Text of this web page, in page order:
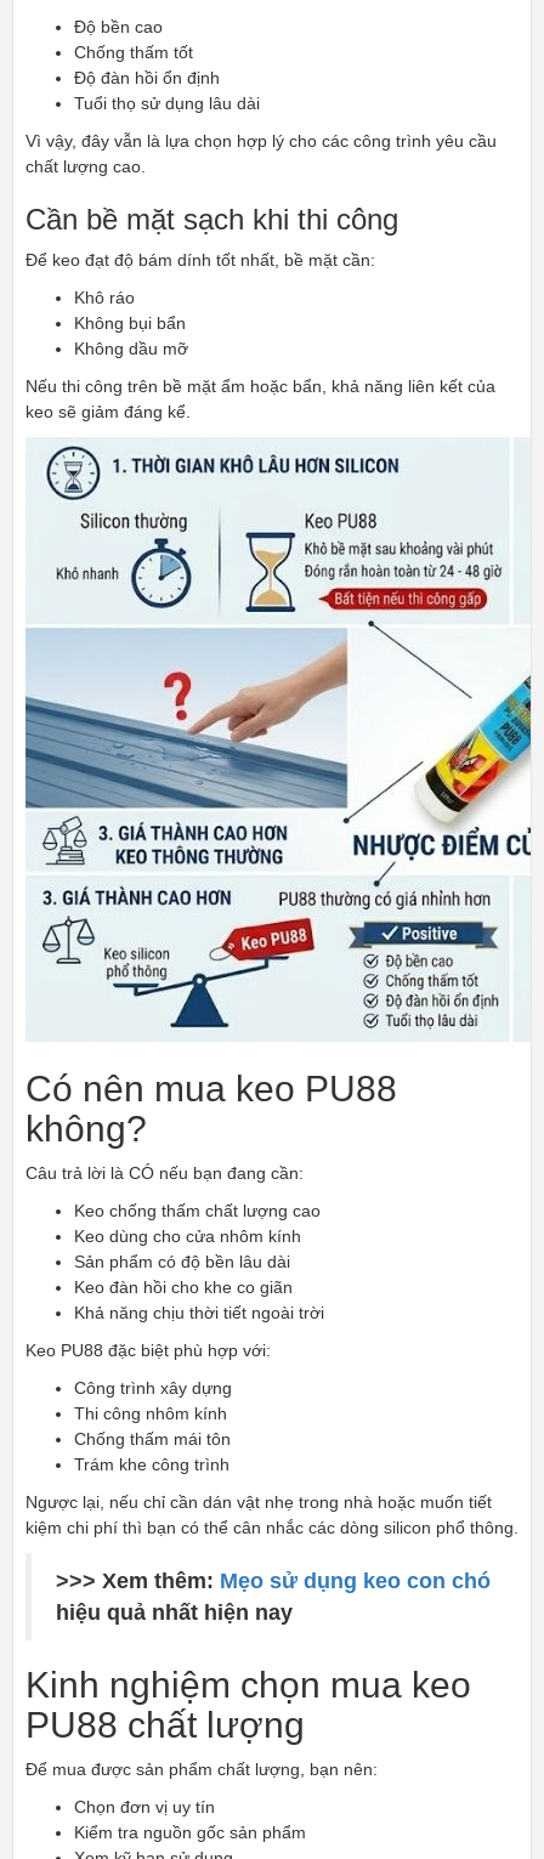
Độ bền cao
Chống thấm tốt
Độ đàn hồi ổn định
Tuổi thọ sử dụng lâu dài
Vì vậy, đây vẫn là lựa chọn hợp lý cho các công trình yêu cầu
chất lượng cao.
Cần bề mặt sạch khi thi công
Để keo đạt độ bám dính tốt nhất, bề mặt cần:
Khô ráo
Không bụi bẩn
Không dầu mỡ
Nếu thi công trên bề mặt ẩm hoặc bẩn, khả năng liên kết của
keo sẽ giảm đáng kể.
Có nên mua keo PU88
không?
Câu trả lời là CÓ nếu bạn đang cần:
Keo chống thấm chất lượng cao
Keo dùng cho cửa nhôm kính
Sản phẩm có độ bền lâu dài
Keo đàn hồi cho khe co giãn
Khả năng chịu thời tiết ngoài trời
Keo PU88 đặc biệt phù hợp với:
Công trình xây dựng
Thi công nhôm kính
Chống thấm mái tôn
Trám khe công trình
Ngược lại, nếu chỉ cần dán vật nhẹ trong nhà hoặc muốn tiết
kiệm chi phí thì bạn có thể cân nhắc các dòng silicon phổ thông.
>>> Xem thêm: Mẹo sử dụng keo con chó
hiệu quả nhất hiện nay
Kinh nghiệm chọn mua keo
PU88 chất lượng
Để mua được sản phẩm chất lượng, bạn nên:
Chọn đơn vị uy tín
Kiểm tra nguồn gốc sản phẩm